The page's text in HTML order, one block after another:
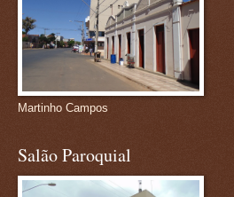
Martinho Campos
Salão Paroquial